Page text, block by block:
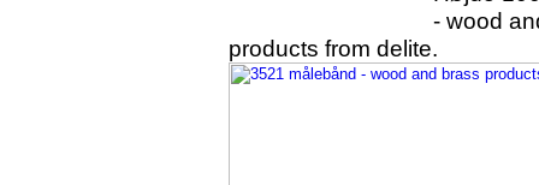
- wood and
products from delite.